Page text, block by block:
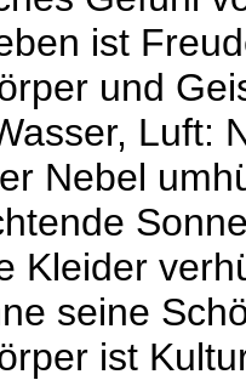
ist
und
Luft:
Nebel
verhüllen
seine
ist